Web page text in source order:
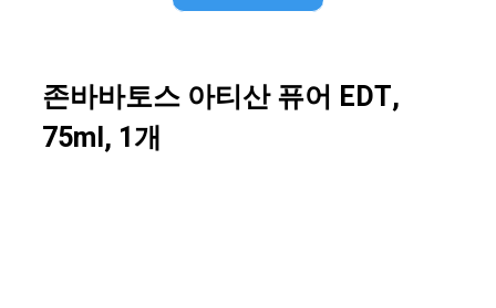
존바바토스 아티산 퓨어 EDT,
75ml, 1개